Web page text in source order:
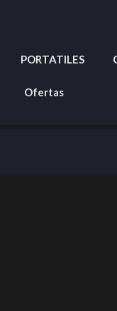
PORTATILES
Ofertas